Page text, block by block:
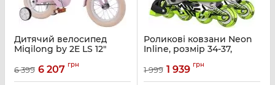
Дитячий велосипед
Miqilong by 2E LS 12"
Артикул: RBB-LS12-PINK
6 399 6 207 грн
Роликові ковзани Neon
Inline, розмір 34-37,
Артикул: NI03G4
1 999 1 939 грн